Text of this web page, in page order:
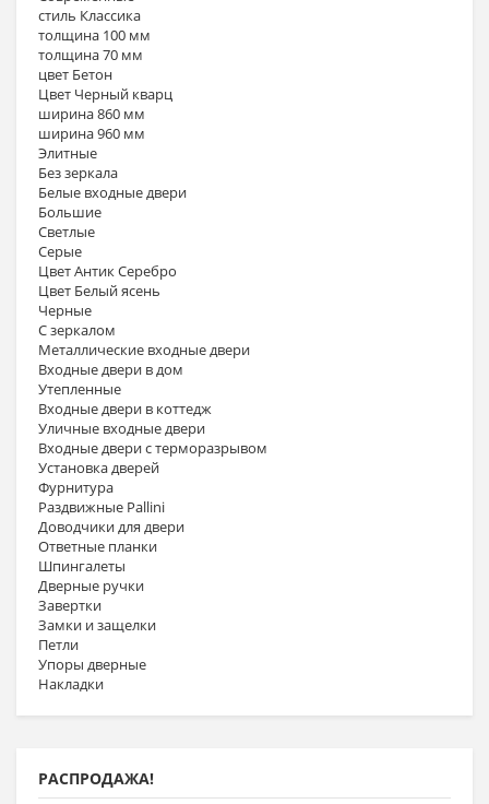
стиль Классика
толщина 100 мм
толщина 70 мм
цвет Бетон
Цвет Черный кварц
ширина 860 мм
ширина 960 мм
Элитные
Без зеркала
Белые входные двери
Большие
Светлые
Серые
Цвет Антик Серебро
Цвет Белый ясень
Черные
С зеркалом
Металлические входные двери
Входные двери в дом
Утепленные
Входные двери в коттедж
Уличные входные двери
Входные двери с терморазрывом
Установка дверей
Фурнитура
Раздвижные Pallini
Доводчики для двери
Ответные планки
Шпингалеты
Дверные ручки
Завертки
Замки и защелки
Петли
Упоры дверные
Накладки
РАСПРОДАЖА!